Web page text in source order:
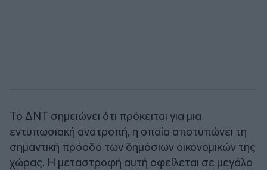
Το ΔΝΤ σημειώνει ότι πρόκειται για μια
εντυπωσιακή ανατροπή, η οποία αποτυπώνει τη
σημαντική πρόοδο των δημόσιων οικονομικών της
χώρας. Η μεταστροφή αυτή οφείλεται σε μεγάλο